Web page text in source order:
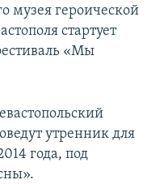
музея героической
стартует
«Мы
утренник для
года, под